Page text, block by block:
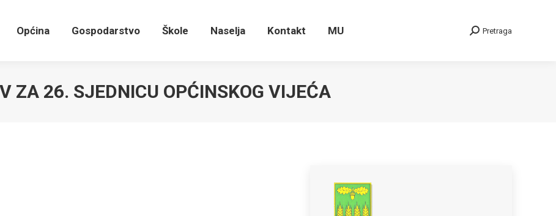
Općina Gospodarstvo Škole Naselja Kontakt MU Search:
Pretraga
ZA 26. SJEDNICU OPĆINSKOG VIJEĆA
Općina Gospodarstvo Škole Naselja Kontakt MU Search: